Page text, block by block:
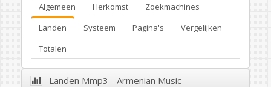
Algemeen Herkomst
Zoekmachines
Landen
Systeem Pagina's
Vergelijken
Totalen
Landen Mmp3 - Armenian Music